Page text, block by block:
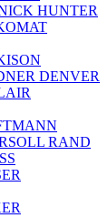
HUNTER
DENVER
RAND